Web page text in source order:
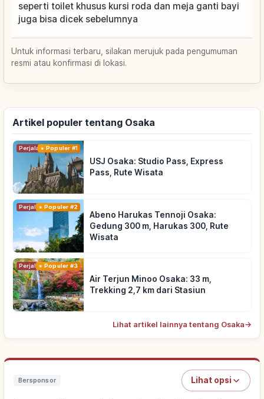
seperti toilet khusus kursi roda dan meja ganti bayi
juga bisa dicek sebelumnya
Untuk informasi terbaru, silakan merujuk pada pengumuman
resmi atau konfirmasi di lokasi.
Artikel populer tentang Osaka
PerjalananPopuler #1
USJ Osaka: Studio Pass, Express
Pass, Rute Wisata
PerjalananPopuler #2
Abeno Harukas Tennoji Osaka:
Gedung 300 m, Harukas 300, Rute
Wisata
PerjalananPopuler #3
Air Terjun Minoo Osaka: 33 m,
Trekking 2,7 km dari Stasiun
Lihat artikel lainnya tentang Osaka→
Bersponsor Lihat opsi